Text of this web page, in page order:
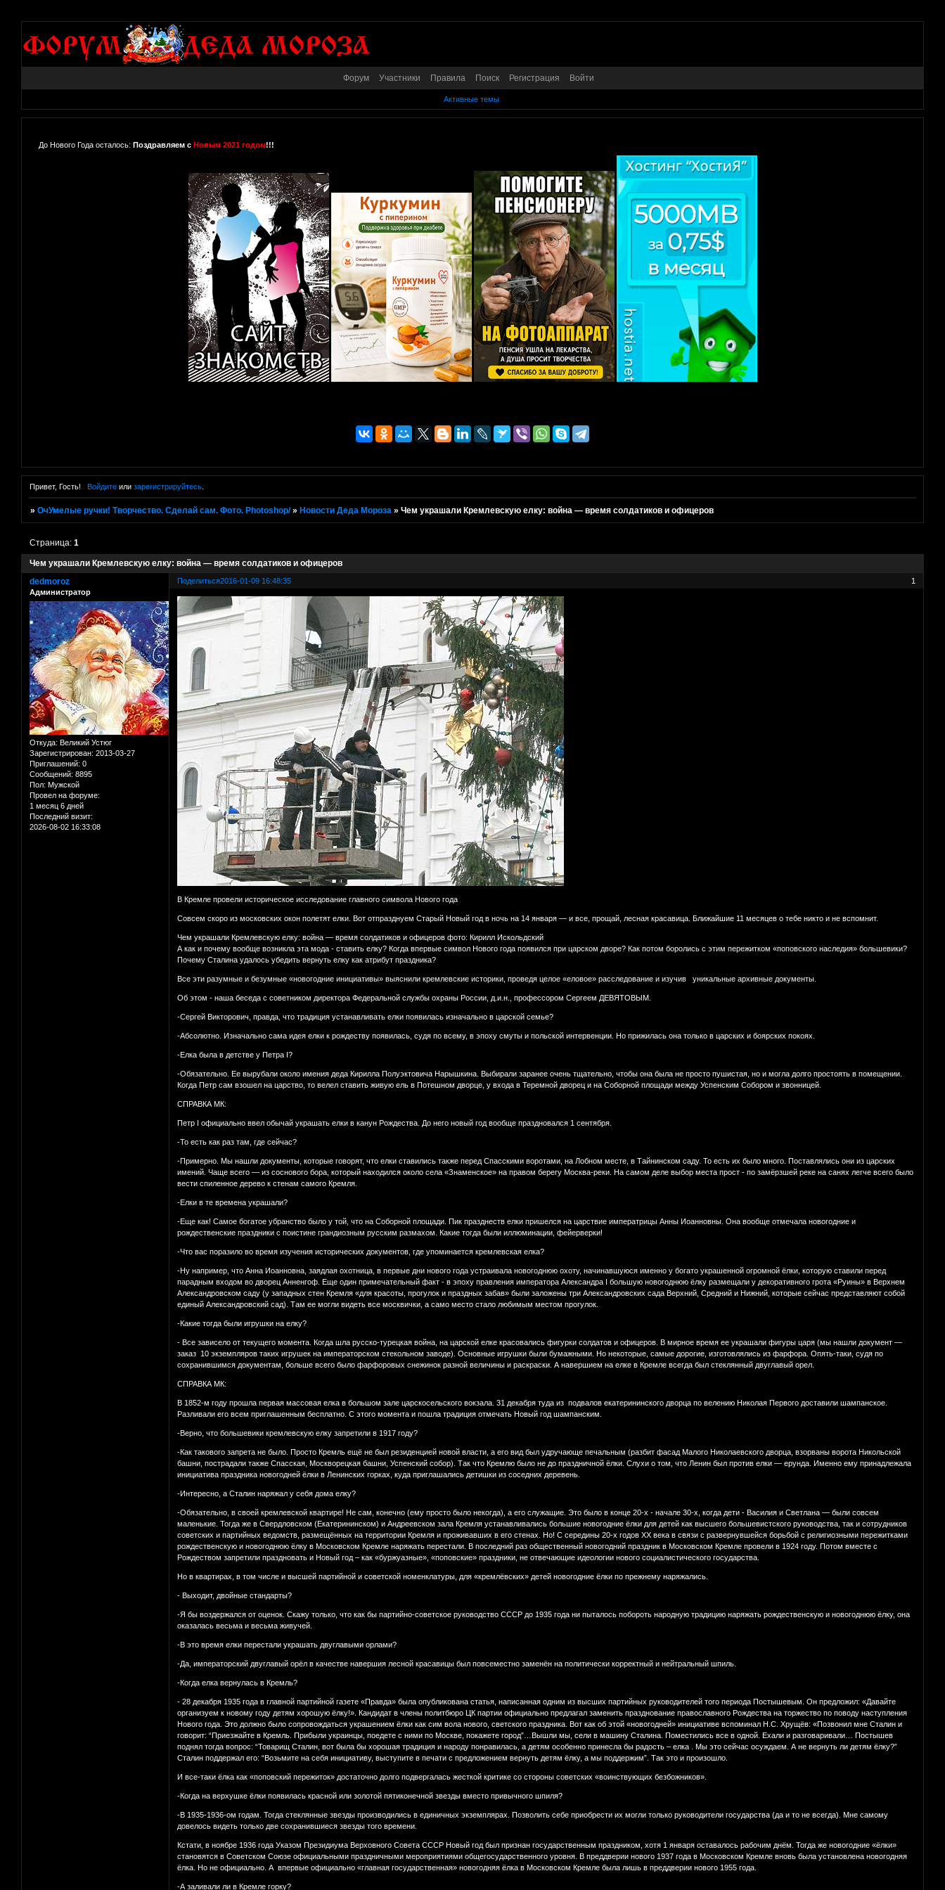
Форум Участники Правила Поиск Регистрация Войти
Активные темы
До Нового Года осталось: Поздравляем с Новым 2021 годом!!!
Привет, Гость! Войдитеили зарегистрируйтесь.
»ОчУмелые ручки! Творчество. Сделай сам. Фото. Photoshop/ » Новости Деда Мороза »Чем украшали Кремлевскую елку: война — время солдатиков и офицеров
Чем украшали Кремлевскую елку: война — время солдатиков и офицеров
Страница:1
Поделиться 1
2016-01-09 16:48:35
dedmoroz
Администратор
Откуда: Великий Устюг
Зарегистрирован: 2013-03-27
Приглашений: 0
Сообщений: 8895
Пол: Мужской
Провел на форуме:
1 месяц 6 дней
Последний визит:
2026-08-02 16:33:08
В Кремле провели историческое исследование главного символа Нового года
Совсем скоро из московских окон полетят елки. Вот отпразднуем Старый Новый год в ночь на 14 января — и все, прощай, лесная красавица. Ближайшие 11 месяцев о тебе никто и не вспомнит.
Чем украшали Кремлевскую елку: война — время солдатиков и офицеров фото: Кирилл Искольдский
А как и почему вообще возникла эта мода - ставить елку? Когда впервые символ Нового года появился при царском дворе? Как потом боролись с этим пережитком «поповского наследия» большевики?
Почему Сталина удалось убедить вернуть елку как атрибут праздника?
Все эти разумные и безумные «новогодние инициативы» выяснили кремлевские историки, проведя целое «еловое» расследование и изучив уникальные архивные документы.
Об этом - наша беседа с советником директора Федеральной службы охраны России, д.и.н., профессором Сергеем ДЕВЯТОВЫМ.
-Сергей Викторович, правда, что традиция устанавливать елки появилась изначально в царской семье?
-Абсолютно. Изначально сама идея елки к рождеству появилась, судя по всему, в эпоху смуты и польской интервенции. Но прижилась она только в царских и боярских покоях.
-Елка была в детстве у Петра I?
-Обязательно. Ее вырубали около имения деда Кирилла Полуэктовича Нарышкина. Выбирали заранее очень тщательно, чтобы она была не просто пушистая, но и могла долго простоять в помещении.
Когда Петр сам взошел на царство, то велел ставить живую ель в Потешном дворце, у входа в Теремной дворец и на Соборной площади между Успенским Собором и звонницей.
СПРАВКА МК:
Петр I официально ввел обычай украшать елки в канун Рождества. До него новый год вообще праздновался 1 сентября.
-То есть как раз там, где сейчас?
-Примерно. Мы нашли документы, которые говорят, что елки ставились также перед Спасскими воротами, на Лобном месте, в Тайнинском саду. То есть их было много. Поставлялись они из царских
имений. Чаще всего — из соснового бора, который находился около села «Знаменское» на правом берегу Москва-реки. На самом деле выбор места прост - по замёрзшей реке на санях легче всего было
вести спиленное дерево к стенам самого Кремля.
-Елки в те времена украшали?
-Еще как! Самое богатое убранство было у той, что на Соборной площади. Пик празднеств елки пришелся на царствие императрицы Анны Иоанновны. Она вообще отмечала новогодние и
рождественские праздники с поистине грандиозным русским размахом. Какие тогда были иллюминации, фейерверки!
-Что вас поразило во время изучения исторических документов, где упоминается кремлевская елка?
-Ну например, что Анна Иоанновна, заядлая охотница, в первые дни нового года устраивала новогоднюю охоту, начинавшуюся именно у богато украшенной огромной ёлки, которую ставили перед
парадным входом во дворец Анненгоф. Еще один примечательный факт - в эпоху правления императора Александра I большую новогоднюю ёлку размещали у декоративного грота «Руины» в Верхнем
Александровском саду (у западных стен Кремля «для красоты, прогулок и праздных забав» были заложены три Александровских сада Верхний, Средний и Нижний, которые сейчас представляют собой
единый Александровский сад). Там ее могли видеть все москвички, а само место стало любимым местом прогулок.
-Какие тогда были игрушки на елку?
- Все зависело от текущего момента. Когда шла русско-турецкая война, на царской елке красовались фигурки солдатов и офицеров. В мирное время ее украшали фигуры царя (мы нашли документ —
заказ 10 экземпляров таких игрушек на императорском стекольном заводе). Основные игрушки были бумажными. Но некоторые, самые дорогие, изготовлялись из фарфора. Опять-таки, судя по
сохранившимся документам, больше всего было фарфоровых снежинок разной величины и раскраски. А навершием на елке в Кремле всегда был стеклянный двуглавый орел.
СПРАВКА МК:
В 1852-м году прошла первая массовая елка в большом зале царскосельского вокзала. 31 декабря туда из подвалов екатерининского дворца по велению Николая Первого доставили шампанское.
Разливали его всем приглашенным бесплатно. С этого момента и пошла традиция отмечать Новый год шампанским.
-Верно, что большевики кремлевскую елку запретили в 1917 году?
-Как такового запрета не было. Просто Кремль ещё не был резиденцией новой власти, а его вид был удручающе печальным (разбит фасад Малого Николаевского дворца, взорваны ворота Никольской
башни, пострадали также Спасская, Москворецкая башни, Успенский собор). Так что Кремлю было не до праздничной ёлки. Слухи о том, что Ленин был против елки — ерунда. Именно ему принадлежала
инициатива праздника новогодней ёлки в Ленинских горках, куда приглашались детишки из соседних деревень.
-Интересно, а Сталин наряжал у себя дома елку?
-Обязательно, в своей кремлевской квартире! Не сам, конечно (ему просто было некогда), а его служащие. Это было в конце 20-х - начале 30-х, когда дети - Василия и Светлана — были совсем
маленькие. Тогда же в Свердловском (Екатерининском) и Андреевском зала Кремля устанавливались большие новогодние ёлки для детей как высшего большевистского руководства, так и сотрудников
советских и партийных ведомств, размещённых на территории Кремля и проживавших в его стенах. Но! С середины 20-х годов XX века в связи с развернувшейся борьбой с религиозными пережитками
рождественскую и новогоднюю ёлку в Московском Кремле наряжать перестали. В последний раз общественный новогодний праздник в Московском Кремле провели в 1924 году. Потом вместе с
Рождеством запретили праздновать и Новый год – как «буржуазные», «поповские» праздники, не отвечающие идеологии нового социалистического государства.
Но в квартирах, в том числе и высшей партийной и советской номенклатуры, для «кремлёвских» детей новогодние ёлки по прежнему наряжались.
- Выходит, двойные стандарты?
-Я бы воздержался от оценок. Скажу только, что как бы партийно-советское руководство СССР до 1935 года ни пыталось побороть народную традицию наряжать рождественскую и новогоднюю ёлку, она
оказалась весьма и весьма живучей.
-В это время елки перестали украшать двуглавыми орлами?
-Да, императорский двуглавый орёл в качестве навершия лесной красавицы был повсеместно заменён на политически корректный и нейтральный шпиль.
-Когда елка вернулась в Кремль?
- 28 декабря 1935 года в главной партийной газете «Правда» была опубликована статья, написанная одним из высших партийных руководителей того периода Постышевым. Он предложил: «Давайте
организуем к новому году детям хорошую ёлку!». Кандидат в члены политбюро ЦК партии официально предлагал заменить празднование православного Рождества на торжество по поводу наступления
Нового года. Это должно было сопровождаться украшением ёлки как сим вола нового, светского праздника. Вот как об этой «новогодней» инициативе вспоминал Н.С. Хрущёв: «Позвонил мне Сталин и
говорит: “Приезжайте в Кремль. Прибыли украинцы, поедете с ними по Москве, покажете город”…Вышли мы, сели в машину Сталина. Поместились все в одной. Ехали и разговаривали… Постышев
поднял тогда вопрос: “Товарищ Сталин, вот была бы хорошая традиция и народу понравилась, а детям особенно принесла бы радость – елка . Мы это сейчас осуждаем. А не вернуть ли детям ёлку?”
Сталин поддержал его: “Возьмите на себя инициативу, выступите в печати с предложением вернуть детям ёлку, а мы поддержим”. Так это и произошло.
И все-таки ёлка как «поповский пережиток» достаточно долго подвергалась жесткой критике со стороны советских «воинствующих безбожников».
-Когда на верхушке ёлки появилась красной или золотой пятиконечной звезды вместо привычного шпиля?
-В 1935-1936-ом годам. Тогда стеклянные звезды производились в единичных экземплярах. Позволить себе приобрести их могли только руководители государства (да и то не всегда). Мне самому
довелось видеть только две сохранившиеся звезды того времени.
Кстати, в ноябре 1936 года Указом Президиума Верховного Совета СССР Новый год был признан государственным праздником, хотя 1 января оставалось рабочим днём. Тогда же новогодние «ёлки»
становятся в Советском Союзе официальными праздничными мероприятиями общегосударственного уровня. В преддверии нового 1937 года в Московском Кремле вновь была установлена новогодняя
ёлка. Но не официально. А впервые официально «главная государственная» новогодняя ёлка в Московском Кремле была лишь в преддверии нового 1955 года.
-А заливали ли в Кремле горку?